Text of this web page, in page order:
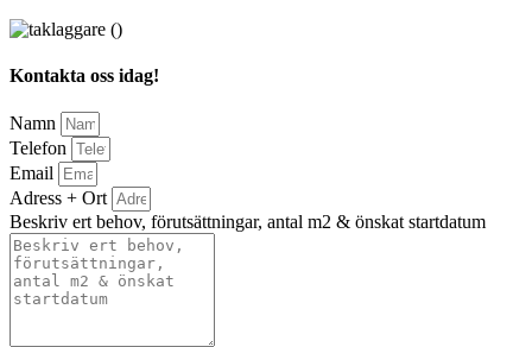
Kontakta oss idag!
Namn
Telefon
Email
Adress + Ort
Beskriv ert behov, förutsättningar, antal m2 & önskat startdatum